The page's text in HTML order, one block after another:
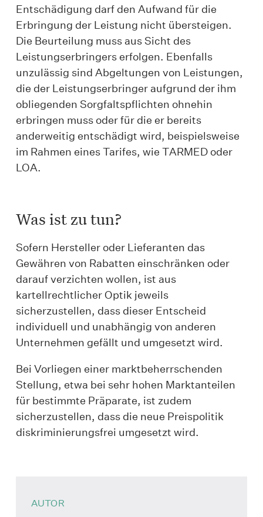
Entschädigung darf den Aufwand für die
Erbringung der Leistung nicht übersteigen.
Die Beurteilung muss aus Sicht des
Leistungserbringers erfolgen. Ebenfalls
unzulässig sind Abgeltungen von Leistungen,
die der Leistungserbringer aufgrund der ihm
obliegenden Sorgfaltspflichten ohnehin
erbringen muss oder für die er bereits
anderweitig entschädigt wird, beispielsweise
im Rahmen eines Tarifes, wie TARMED oder
LOA.
Was ist zu tun?
Sofern Hersteller oder Lieferanten das
Gewähren von Rabatten einschränken oder
darauf verzichten wollen, ist aus
kartellrechtlicher Optik jeweils
sicherzustellen, dass dieser Entscheid
individuell und unabhängig von anderen
Unternehmen gefällt und umgesetzt wird.
Bei Vorliegen einer marktbeherrschenden
Stellung, etwa bei sehr hohen Marktanteilen
für bestimmte Präparate, ist zudem
sicherzustellen, dass die neue Preispolitik
diskriminierungsfrei umgesetzt wird.
AUTOR